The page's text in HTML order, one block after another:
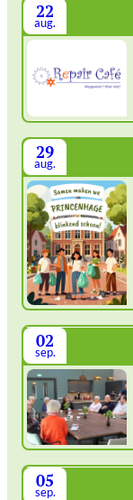
22
aug.
29
aug.
02
sep.
05
sep.